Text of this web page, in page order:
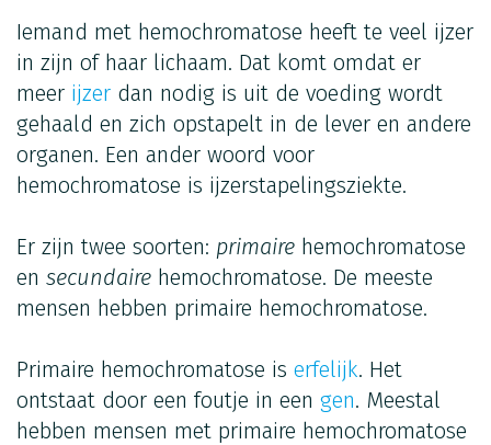
Iemand met hemochromatose heeft te veel ijzer
in zijn of haar lichaam. Dat komt omdat er
meer ijzer dan nodig is uit de voeding wordt
gehaald en zich opstapelt in de lever en andere
organen. Een ander woord voor
hemochromatose is ijzerstapelingsziekte.
Er zijn twee soorten: primaire hemochromatose
en secundaire hemochromatose. De meeste
mensen hebben primaire hemochromatose.
Primaire hemochromatose is erfelijk. Het
ontstaat door een foutje in een gen. Meestal
hebben mensen met primaire hemochromatose